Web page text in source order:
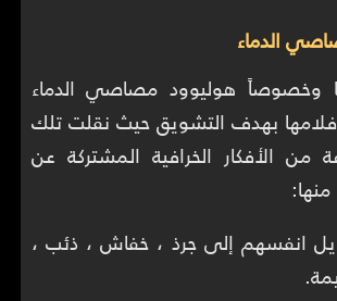
الدماء
وخصوصاً هوليوود مصاصي الدماء
بهدف التشويق حيث نقلت تلك
من الأفكار الخرافية المشتركة عن
انفسهم إلى جرذ ، خفاش ، ذئب ،